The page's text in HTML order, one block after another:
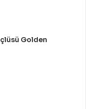
Golden